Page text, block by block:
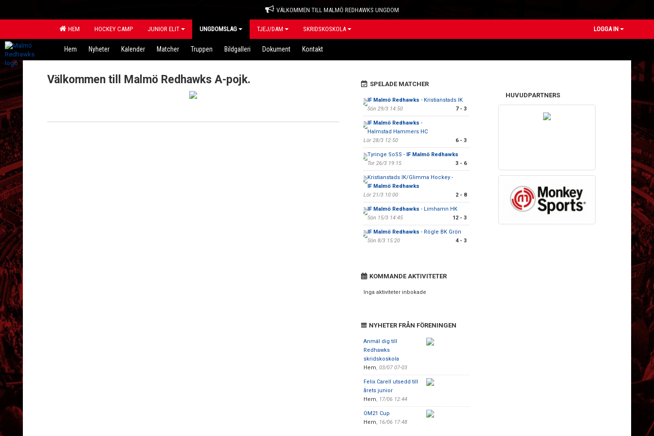
VÄLKOMMEN TILL MALMÖ REDHAWKS UNGDOM
HEM HOCKEY CAMP JUNIOR ELIT UNGDOMSLAG TJEJ/DAM SKRIDSKOSKOLA LOGGA IN
Hem Nyheter Kalender Matcher Truppen Bildgalleri Dokument Kontakt
Välkommen till Malmö Redhawks A-pojk. SPELADE MATCHER
IF Malmö Redhawks - Kristianstads IK
Sön 29/3 14:50
7 - 3
IF Malmö Redhawks -
Halmstad Hammers HC
Lör 28/3 12:50
6 - 3
Tyringe SoSS - IF Malmö Redhawks
Tor 26/3 19:15
3 - 6
Kristianstads IK/Glimma Hockey -
IF Malmö Redhawks
Lör 21/3 10:00
2 - 8
IF Malmö Redhawks - Limhamn HK
Sön 15/3 14:45
12 - 3
IF Malmö Redhawks - Rögle BK Grön
Sön 8/3 15:20
4 - 3
KOMMANDE AKTIVITETER
Inga aktiviteter inbokade
NYHETER FRÅN FÖRENINGEN
Anmäl dig till
Redhawks
skridskoskola
Hem, 03/07 07-03
Felix Carell utsedd till
årets junior
Hem, 17/06 12:44
OM21 Cup
Hem, 16/06 17:48
HUVUDPARTNERS